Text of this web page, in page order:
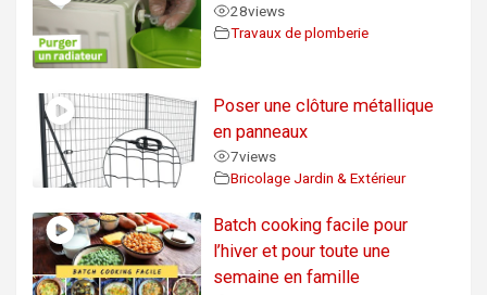
28views
Travaux de plomberie
Poser une clôture métallique
en panneaux
7views
Bricolage Jardin & Extérieur
Batch cooking facile pour
l’hiver et pour toute une
semaine en famille